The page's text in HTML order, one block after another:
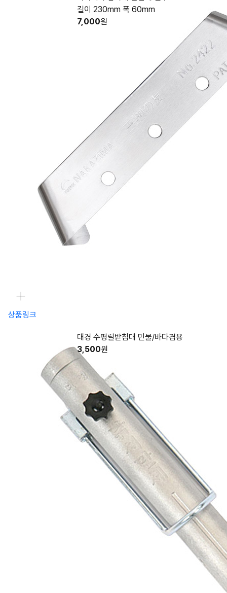
길이 230mm 폭 60mm
7,000원
상품링크
대경 수평릴받침대 민물/바다겸용
3,500원